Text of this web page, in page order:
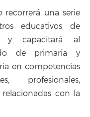
recorrerá una serie
educativos de
y capacitará al
de primaria y
en competencias
profesionales,
con la